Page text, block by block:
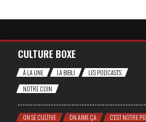
CULTURE BOXE
À LA UNE LA BIBLI
LES PODCASTS
NOTRE COIN
ON SE CULTIVE ON AIME ÇA
C'EST NOTRE